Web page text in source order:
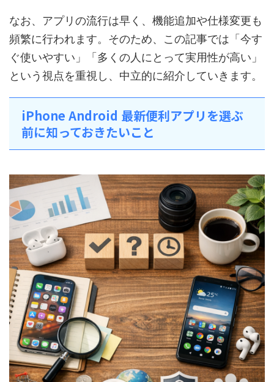
なお、アプリの流行は早く、機能追加や仕様変更も
頻繁に行われます。そのため、この記事では「今す
ぐ使いやすい」「多くの人にとって実用性が高い」
という視点を重視し、中立的に紹介していきます。
iPhone Android 最新便利アプリを選ぶ
前に知っておきたいこと